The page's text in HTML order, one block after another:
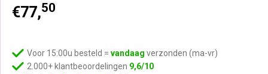
€77,50
Voor 15:00u besteld = vandaag verzonden (ma-vr)
2.000+ klantbeoordelingen 9,6/10